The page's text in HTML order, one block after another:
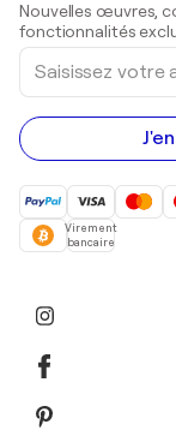
Peintures
Nouvelles œuvres,
fonctionnalités
Saisissez
votre
adresse
e-
mail
Virement
bancaire